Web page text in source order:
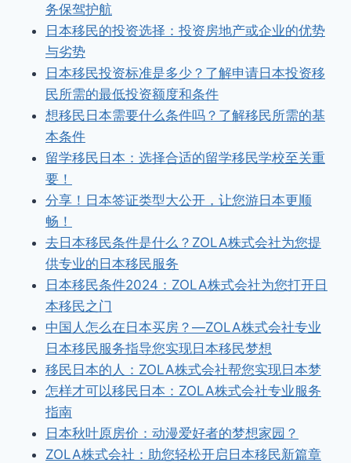
务保驾护航
日本移民的投资选择：投资房地产或企业的优势
与劣势
日本移民投资标准是多少？了解申请日本投资移
民所需的最低投资额度和条件
想移民日本需要什么条件吗？了解移民所需的基
本条件
留学移民日本：选择合适的留学移民学校至关重
要！
分享！日本签证类型大公开，让您游日本更顺
畅！
去日本移民条件是什么？ZOLA株式会社为您提
供专业的日本移民服务
日本移民条件2024：ZOLA株式会社为您打开日
本移民之门
中国人怎么在日本买房？—ZOLA株式会社专业
日本移民服务指导您实现日本移民梦想
移民日本的人：ZOLA株式会社帮您实现日本梦
怎样才可以移民日本：ZOLA株式会社专业服务
指南
日本秋叶原房价：动漫爱好者的梦想家园？
ZOLA株式会社：助您轻松开启日本移民新篇章